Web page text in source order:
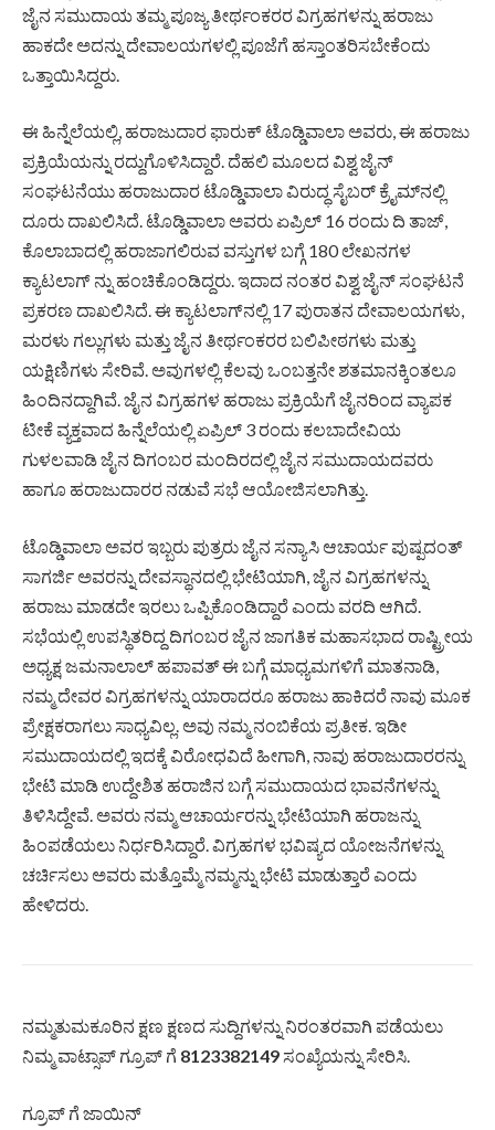
ಜೈನ ಸಮುದಾಯ ತಮ್ಮ ಪೂಜ್ಯ ತೀರ್ಥಂಕರರ ವಿಗ್ರಹಗಳನ್ನು ಹರಾಜು
ಹಾಕದೇ ಅದನ್ನು ದೇವಾಲಯಗಳಲ್ಲಿ ಪೂಜೆಗೆ ಹಸ್ತಾಂತರಿಸಬೇಕೆಂದು
ಒತ್ತಾಯಿಸಿದ್ದರು.
ಈ ಹಿನ್ನೆಲೆಯಲ್ಲಿ, ಹರಾಜುದಾರ ಫಾರುಕ್ ಟೊಡ್ಡಿವಾಲಾ ಅವರು, ಈ ಹರಾಜು
ಪ್ರಕ್ರಿಯೆಯನ್ನು ರದ್ದುಗೊಳಿಸಿದ್ದಾರೆ. ದೆಹಲಿ ಮೂಲದ ವಿಶ್ವ ಜೈನ್
ಸಂಘಟನೆಯು ಹರಾಜುದಾರ ಟೊಡ್ಡಿವಾಲಾ ವಿರುದ್ಧ ಸೈಬರ್ ಕ್ರೈಮ್‌ನಲ್ಲಿ
ದೂರು ದಾಖಲಿಸಿದೆ. ಟೊಡ್ಡಿವಾಲಾ ಅವರು ಏಪ್ರಿಲ್ 16 ರಂದು ದಿ ತಾಜ್,
ಕೊಲಾಬಾದಲ್ಲಿ ಹರಾಜಾಗಲಿರುವ ವಸ್ತುಗಳ ಬಗ್ಗೆ 180 ಲೇಖನಗಳ
ಕ್ಯಾಟಲಾಗ್‌ ನ್ನು ಹಂಚಿಕೊಂಡಿದ್ದರು. ಇದಾದ ನಂತರ ವಿಶ್ವ ಜೈನ್ ಸಂಘಟನೆ
ಪ್ರಕರಣ ದಾಖಲಿಸಿದೆ. ಈ ಕ್ಯಾಟಲಾಗ್‌ನಲ್ಲಿ 17 ಪುರಾತನ ದೇವಾಲಯಗಳು,
ಮರಳು ಗಲ್ಲುಗಳು ಮತ್ತು ಜೈನ ತೀರ್ಥಂಕರರ ಬಲಿಪೀಠಗಳು ಮತ್ತು
ಯಕ್ಷಿಣಿಗಳು ಸೇರಿವೆ. ಅವುಗಳಲ್ಲಿ ಕೆಲವು ಒಂಬತ್ತನೇ ಶತಮಾನಕ್ಕಿಂತಲೂ
ಹಿಂದಿನದ್ದಾಗಿವೆ. ಜೈನ ವಿಗ್ರಹಗಳ ಹರಾಜು ಪ್ರಕ್ರಿಯೆಗೆ ಜೈನರಿಂದ ವ್ಯಾಪಕ
ಟೀಕೆ ವ್ಯಕ್ತವಾದ ಹಿನ್ನೆಲೆಯಲ್ಲಿ ಏಪ್ರಿಲ್ 3 ರಂದು ಕಲಬಾದೇವಿಯ
ಗುಳಲವಾಡಿ ಜೈನ ದಿಗಂಬರ ಮಂದಿರದಲ್ಲಿ ಜೈನ ಸಮುದಾಯದವರು
ಹಾಗೂ ಹರಾಜುದಾರರ ನಡುವೆ ಸಭೆ ಆಯೋಜಿಸಲಾಗಿತ್ತು.
ಟೊಡ್ಡಿವಾಲಾ ಅವರ ಇಬ್ಬರು ಪುತ್ರರು ಜೈನ ಸನ್ಯಾಸಿ ಆಚಾರ್ಯ ಪುಷ್ಪದಂತ್
ಸಾಗರ್ಜಿ ಅವರನ್ನು ದೇವಸ್ಥಾನದಲ್ಲಿ ಭೇಟಿಯಾಗಿ, ಜೈನ ವಿಗ್ರಹಗಳನ್ನು
ಹರಾಜು ಮಾಡದೇ ಇರಲು ಒಪ್ಪಿಕೊಂಡಿದ್ದಾರೆ ಎಂದು ವರದಿ ಆಗಿದೆ.
ಸಭೆಯಲ್ಲಿ ಉಪಸ್ಥಿತರಿದ್ದ ದಿಗಂಬರ ಜೈನ ಜಾಗತಿಕ ಮಹಾಸಭಾದ ರಾಷ್ಟ್ರೀಯ
ಅಧ್ಯಕ್ಷ ಜಮನಾಲಾಲ್ ಹಪಾವತ್ ಈ ಬಗ್ಗೆ ಮಾಧ್ಯಮಗಳಿಗೆ ಮಾತನಾಡಿ,
ನಮ್ಮ ದೇವರ ವಿಗ್ರಹಗಳನ್ನು ಯಾರಾದರೂ ಹರಾಜು ಹಾಕಿದರೆ ನಾವು ಮೂಕ
ಪ್ರೇಕ್ಷಕರಾಗಲು ಸಾಧ್ಯವಿಲ್ಲ. ಅವು ನಮ್ಮ ನಂಬಿಕೆಯ ಪ್ರತೀಕ. ಇಡೀ
ಸಮುದಾಯದಲ್ಲಿ ಇದಕ್ಕೆ ವಿರೋಧವಿದೆ ಹೀಗಾಗಿ, ನಾವು ಹರಾಜುದಾರರನ್ನು
ಭೇಟಿ ಮಾಡಿ ಉದ್ದೇಶಿತ ಹರಾಜಿನ ಬಗ್ಗೆ ಸಮುದಾಯದ ಭಾವನೆಗಳನ್ನು
ತಿಳಿಸಿದ್ದೇವೆ. ಅವರು ನಮ್ಮ ಆಚಾರ್ಯರನ್ನು ಭೇಟಿಯಾಗಿ ಹರಾಜನ್ನು
ಹಿಂಪಡೆಯಲು ನಿರ್ಧರಿಸಿದ್ದಾರೆ. ವಿಗ್ರಹಗಳ ಭವಿಷ್ಯದ ಯೋಜನೆಗಳನ್ನು
ಚರ್ಚಿಸಲು ಅವರು ಮತ್ತೊಮ್ಮೆ ನಮ್ಮನ್ನು ಭೇಟಿ ಮಾಡುತ್ತಾರೆ ಎಂದು
ಹೇಳಿದರು.
ನಮ್ಮತುಮಕೂರಿನ ಕ್ಷಣ ಕ್ಷಣದ ಸುದ್ದಿಗಳನ್ನು ನಿರಂತರವಾಗಿ ಪಡೆಯಲು
ನಿಮ್ಮ ವಾಟ್ಸಾಪ್ ಗ್ರೂಪ್ ಗೆ 8123382149ಸಂಖ್ಯೆಯನ್ನು ಸೇರಿಸಿ.
ಗ್ರೂಪ್ ಗೆ ಜಾಯಿನ್